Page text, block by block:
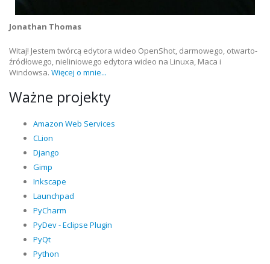
Jonathan Thomas
Witaj! Jestem twórcą edytora wideo OpenShot, darmowego, otwarto-
źródłowego, nieliniowego edytora wideo na Linuxa, Maca i
Windowsa. Więcej o mnie...
Ważne projekty
Amazon Web Services
CLion
Django
Gimp
Inkscape
Launchpad
PyCharm
PyDev - Eclipse Plugin
PyQt
Python